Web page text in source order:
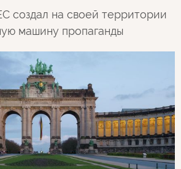
создал на своей территории
машину пропаганды